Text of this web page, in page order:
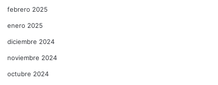
febrero 2025
enero 2025
diciembre 2024
noviembre 2024
octubre 2024